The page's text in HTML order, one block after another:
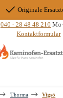
Originale
040 - 28 48 48 210
Kontaktformular
Thorma Vigsö